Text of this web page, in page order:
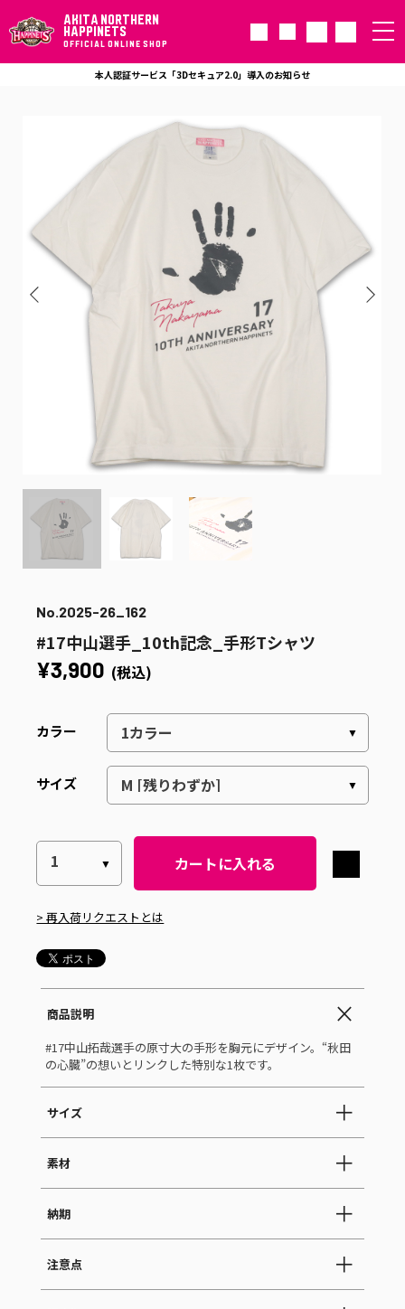
AKITA NORTHERN
HAPPINETS
OFFICIAL ONLINE SHOP
本人認証サービス「3Dセキュア2.0」導入のお知らせ
No.2025-26_162
#17中山選手_10th記念_手形Tシャツ
¥3,900 (税込)
カラー
サイズ
カートに入れる
> 再入荷リクエストとは
商品説明
#17中山拓哉選手の原寸大の手形を胸元にデザイン。“秋田
の心臓”の想いとリンクした特別な1枚です。
サイズ
素材
納期
注意点